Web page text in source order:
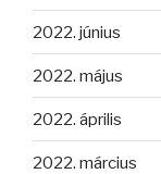
2022. június
2022. május
2022. április
2022. március